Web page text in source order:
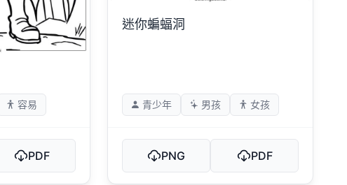
容易
PDF
迷你蝙蝠洞
青少年 男孩 女孩
PNG PDF